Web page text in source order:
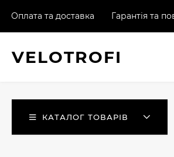
Оплата та доставка Гарантія та
VELOTROFI
КАТАЛОГ ТОВАРІВ